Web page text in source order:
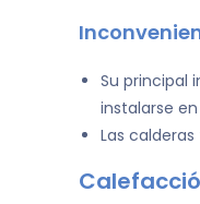
Su principal
instalarse
Las